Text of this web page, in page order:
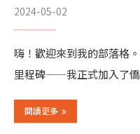
2024-05-02
嗨！歡迎來到我的部落格
里程碑——我正式加入了
閱讀更多